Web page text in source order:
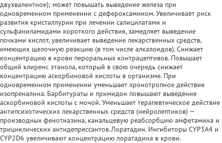
двухвалентное); может повышать выведение железа при
одновременном применении с дефероксамином. Увеличивает риск
развития кристаллурии при лечении салицилатами и
сульфаниламидами короткого действия, замедляет выведение
почками кислот, увеличивает выведение лекарственных средств,
имеющих щелочную реакцию (в том числе алкалоидов). Снижает
концентрацию в крови пероральных контрацептивов. Повышает
общий клиренс этанола, который в свою очередь снижает
концентрацию аскорбиновой кислоты в организме. При
одновременном применении уменьшает хронотропное действие
изопреналина. Барбитураты и примидон повышают выведение
аскорбиновой кислоты с мочой. Уменьшает терапевтическое действие
антипсихотических лекарственных средств (нейролептиков) —
производных фенотиазина, канальцевую реабсорбцию амфетамина и
трициклических антидепрессантов.Лоратадин. Ингибиторы CYP3A4 и
CYP2D6 увеличивают концентрацию лоратадина в крови.